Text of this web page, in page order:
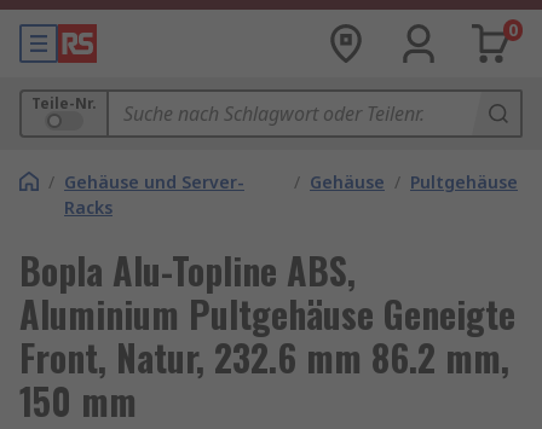
0
Teile-Nr.
/ Gehäuse und Server-
Racks
/ Gehäuse / Pultgehäuse
Bopla Alu-Topline ABS,
Aluminium Pultgehäuse Geneigte
Front, Natur, 232.6 mm 86.2 mm,
150 mm